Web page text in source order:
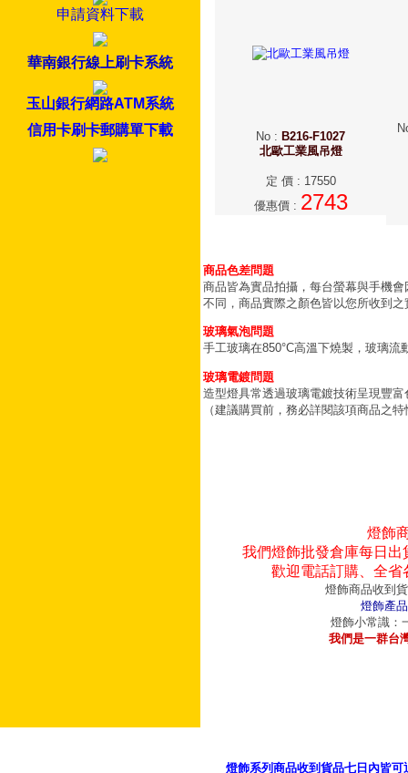
申請資料下載
華南銀行線上刷卡系統
玉山銀行網路ATM系統
信用卡刷卡郵購單下載
No : B216-F1027
北歐工業風吊燈
定 價: 17550
優惠價: 2743
商品色差問題
商品皆為實品拍攝，每台螢幕與手機
不同，商品實際之顏色皆以您所收到之
玻璃氣泡問題
手工玻璃在850°C高溫下燒製，玻璃
玻璃電鍍問題
造型燈具常透過玻璃電鍍技術呈現豐
（建議購買前，務必詳閱該項商品之
燈飾
我們燈飾批發倉庫每日
歡迎電話訂購、全
燈飾商品收到
燈飾產
燈飾小常識：
我們是一群台
燈飾系列商品收到貨品七日內皆